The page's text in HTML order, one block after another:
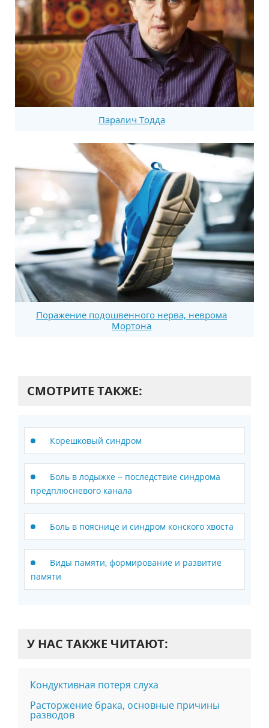
Паралич Тодда
Поражение подошвенного нерва, неврома
Мортона
СМОТРИТЕ ТАКЖЕ:
Корешковый синдром
Боль в лодыжке – последствие синдрома
предплюсневого канала
Боль в пояснице и синдром конского хвоста
Виды памяти, формирование и развитие
памяти
У НАС ТАКЖЕ ЧИТАЮТ:
Кондуктивная потеря слуха
Расторжение брака, основные причины
разводов